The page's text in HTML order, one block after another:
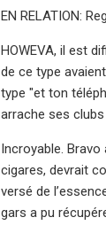
EN RELATION:
HOWEVA, il est
de ce type
type "et ton
arrache ses
Incroyable.
cigares, devrait
versé de
gars a pu